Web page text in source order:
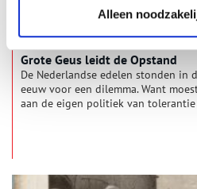
Alleen
Grote Geus leidt de Opstand
De Nederlandse edelen stonden in
eeuw voor een dilemma. Want
aan de eigen politiek van
Brederode.